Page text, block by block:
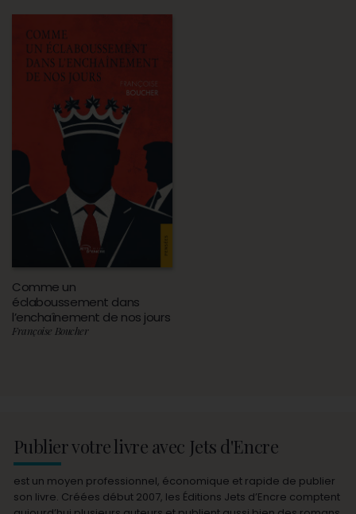
Comme un
éclaboussement dans
l’enchaînement de nos jours
Françoise Boucher
Publier votre livre avec Jets d'Encre
est un moyen professionnel, économique et rapide de publier
son livre. Créées début 2007, les Éditions Jets d’Encre comptent